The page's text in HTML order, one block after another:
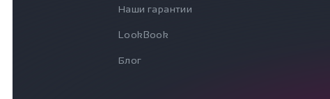
Наши гарантии
LookBook
Блог